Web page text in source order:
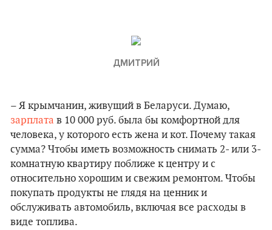
ДМИТРИЙ
– Я крымчанин, живущий в Беларуси. Думаю,
зарплата в 10 000 руб. была бы комфортной для
человека, у которого есть жена и кот. Почему такая
сумма? Чтобы иметь возможность снимать 2- или 3-
комнатную квартиру поближе к центру и с
относительно хорошим и свежим ремонтом. Чтобы
покупать продукты не глядя на ценник и
обслуживать автомобиль, включая все расходы в
виде топлива.